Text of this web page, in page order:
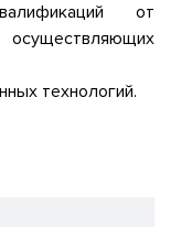
от
технологий.